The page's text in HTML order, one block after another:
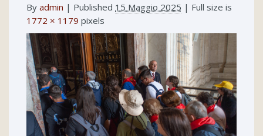
By admin | Published 15 Maggio 2025 | Full size is
1772 × 1179 pixels